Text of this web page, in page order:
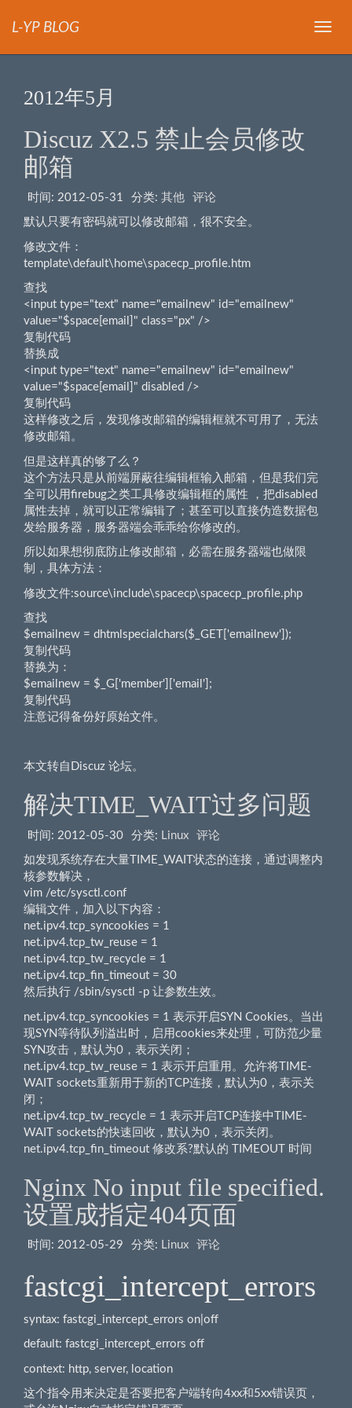
导
L-YP BLOG
2012年5月
Discuz X2.5 禁止会员修改
邮箱
时间: 2012-05-31 分类: 其他 评论
默认只要有密码就可以修改邮箱，很不安全。
修改文件：
template\default\home\spacecp_profile.htm
查找
<input type="text" name="emailnew" id="emailnew"
value="$space[email]" class="px" />
复制代码
替换成
<input type="text" name="emailnew" id="emailnew"
value="$space[email]" disabled />
复制代码
这样修改之后，发现修改邮箱的编辑框就不可用了，无法
修改邮箱。
但是这样真的够了么？
这个方法只是从前端屏蔽往编辑框输入邮箱，但是我们完
全可以用firebug之类工具修改编辑框的属性 ，把disabled
属性去掉，就可以正常编辑了；甚至可以直接伪造数据包
发给服务器，服务器端会乖乖给你修改的。
所以如果想彻底防止修改邮箱，必需在服务器端也做限
制，具体方法：
修改文件:source\include\spacecp\spacecp_profile.php
查找
$emailnew = dhtmlspecialchars($_GET['emailnew']);
复制代码
替换为：
$emailnew = $_G['member']['email'];
复制代码
注意记得备份好原始文件。
本文转自Discuz 论坛。
解决TIME_WAIT过多问题
时间: 2012-05-30 分类: Linux 评论
如发现系统存在大量TIME_WAIT状态的连接，通过调整内
核参数解决，
vim /etc/sysctl.conf
编辑文件，加入以下内容：
net.ipv4.tcp_syncookies = 1
net.ipv4.tcp_tw_reuse = 1
net.ipv4.tcp_tw_recycle = 1
net.ipv4.tcp_fin_timeout = 30
然后执行 /sbin/sysctl -p 让参数生效。
net.ipv4.tcp_syncookies = 1 表示开启SYN Cookies。当出
现SYN等待队列溢出时，启用cookies来处理，可防范少量
SYN攻击，默认为0，表示关闭；
net.ipv4.tcp_tw_reuse = 1 表示开启重用。允许将TIME-
WAIT sockets重新用于新的TCP连接，默认为0，表示关
闭；
net.ipv4.tcp_tw_recycle = 1 表示开启TCP连接中TIME-
WAIT sockets的快速回收，默认为0，表示关闭。
net.ipv4.tcp_fin_timeout 修改系?默认的 TIMEOUT 时间
Nginx No input file specified.
设置成指定404页面
时间: 2012-05-29 分类: Linux 评论
fastcgi_intercept_errors
syntax: fastcgi_intercept_errors on|off
default: fastcgi_intercept_errors off
context: http, server, location
这个指令用来决定是否要把客户端转向4xx和5xx错误页，